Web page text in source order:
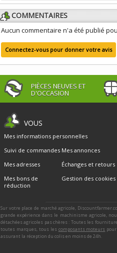
COMMENTAIRES
Aucun commentaire n'a été publié
Connectez-vous pour donner votre avis
PIÈCES NEUVES ET
D'OCCASION
VOUS
Mes informations personnelles
Suivi de commandes Mes annonces
Mes adresses
Échanges et retours
Mes bons de
réduction
Gestion des cookies
Sur votre place de marché agricole,
grande expérience dans le machinisme agricole,
détachées agricoles pas chères : Toutes les
toutes marques, tous les composants moteurs
assurant la réception du colis en moins de 24h.